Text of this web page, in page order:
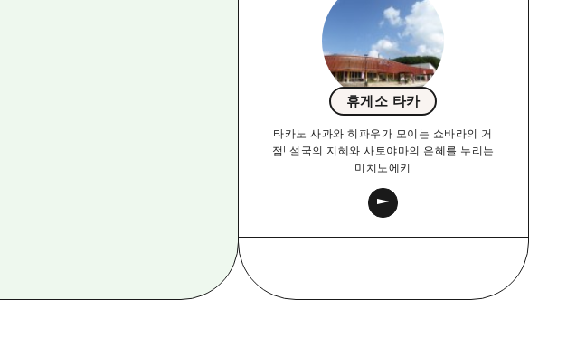
휴게소 타카
타카노 사과와 히파우가 모이는 쇼바라의 거
점! 설국의 지혜와 사토야마의 은혜를 누리는
미치노에키